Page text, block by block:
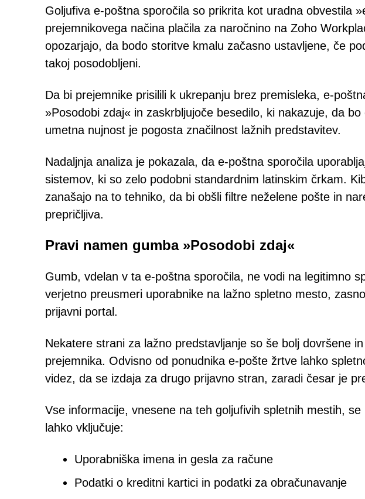
Goljufiva e-poštna sporočila so prikrita kot uradna obvestila
prejemnikovega načina plačila za naročnino na Zoho
opozarjajo, da bodo storitve kmalu začasno ustavljene, če
takoj posodobljeni.
Da bi prejemnike prisilili k ukrepanju brez premisleka, e-
»Posodobi zdaj« in zaskrbljujoče besedilo, ki nakazuje, da
umetna nujnost je pogosta značilnost lažnih predstavitev.
Nadaljnja analiza je pokazala, da e-poštna sporočila
sistemov, ki so zelo podobni standardnim latinskim črkam.
zanašajo na to tehniko, da bi obšli filtre neželene pošte in
prepričljiva.
Pravi namen gumba »Posodobi zdaj«
Gumb, vdelan v ta e-poštna sporočila, ne vodi na legitimno
verjetno preusmeri uporabnike na lažno spletno mesto,
prijavni portal.
Nekatere strani za lažno predstavljanje so še bolj dovršene
prejemnika. Odvisno od ponudnika e-pošte žrtve lahko
videz, da se izdaja za drugo prijavno stran, zaradi česar je
Vse informacije, vnesene na teh goljufivih spletnih mestih,
lahko vključuje:
Uporabniška imena in gesla za račune
Podatki o kreditni kartici in podatki za obračunavanje